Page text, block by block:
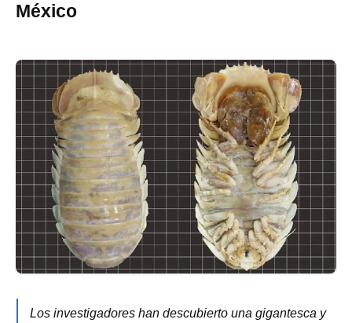
México
Los investigadores han descubierto una gigantesca y